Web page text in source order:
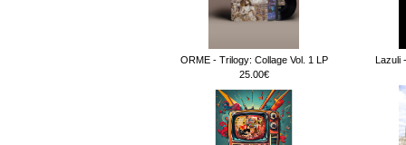
ORME - Trilogy: Collage Vol. 1 LP
25.00€
Lazuli